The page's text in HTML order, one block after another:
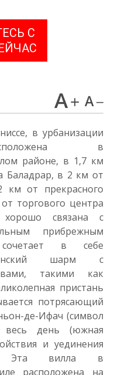
С
в урбанизации
в
районе, в 1,7 км
Баладрар, в 2 км от
км от прекрасного
торгового центра
связана с
прибрежным
в себе
шарм с
такими как
пристань
потрясающий
де-Ифач (символ
весь день (южная
и уединения
Эта вилла в
расположена на